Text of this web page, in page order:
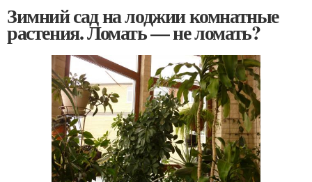
Зимний сад на лоджии комнатные
растения. Ломать — не ломать?